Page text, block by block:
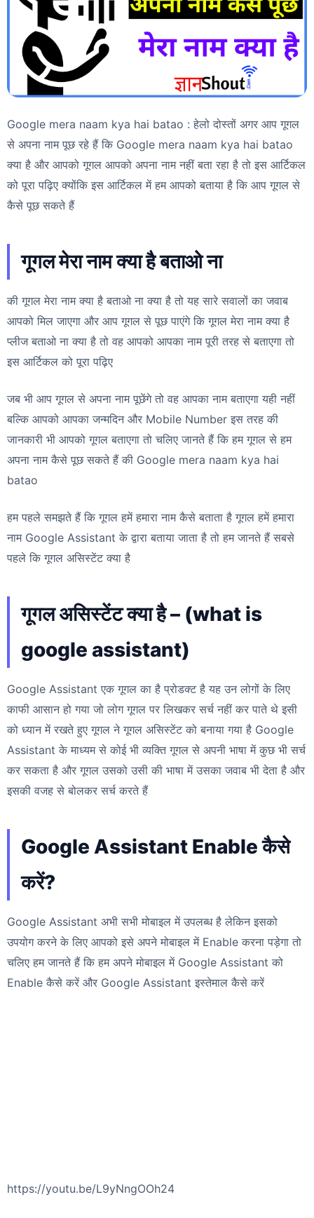
Google mera naam kya hai batao : हेलो दोस्तों अगर आप गूगल
से अपना नाम पूछ रहे हैं कि Google mera naam kya hai batao
क्या है और आपको गूगल आपको अपना नाम नहीं बता रहा है तो इस आर्टिकल
को पूरा पढ़िए क्योंकि इस आर्टिकल में हम आपको बताया है कि आप गूगल से
कैसे पूछ सकते हैं
गूगल मेरा नाम क्या है बताओ ना
की गूगल मेरा नाम क्या है बताओ ना क्या है तो यह सारे सवालों का जवाब
आपको मिल जाएगा और आप गूगल से पूछ पाएंगे कि गूगल मेरा नाम क्या है
प्लीज बताओ ना क्या है तो वह आपको आपका नाम पूरी तरह से बताएगा तो
इस आर्टिकल को पूरा पढ़िए
जब भी आप गूगल से अपना नाम पूछेंगे तो वह आपका नाम बताएगा यही नहीं
बल्कि आपको आपका जन्मदिन और Mobile Number इस तरह की
जानकारी भी आपको गूगल बताएगा तो चलिए जानते हैं कि हम गूगल से हम
अपना नाम कैसे पूछ सकते हैं की Google mera naam kya hai
batao
हम पहले समझते हैं कि गूगल हमें हमारा नाम कैसे बताता है गूगल हमें हमारा
नाम Google Assistant के द्वारा बताया जाता है तो हम जानते हैं सबसे
पहले कि गूगल असिस्टेंट क्या है
गूगल असिस्टेंट क्या है – (what is
google assistant)
Google Assistant एक गूगल का है प्रोडक्ट है यह उन लोगों के लिए
काफी आसान हो गया जो लोग गूगल पर लिखकर सर्च नहीं कर पाते थे इसी
को ध्यान में रखते हुए गूगल ने गूगल असिस्टेंट को बनाया गया है Google
Assistant के माध्यम से कोई भी व्यक्ति गूगल से अपनी भाषा में कुछ भी सर्च
कर सकता है और गूगल उसको उसी की भाषा में उसका जवाब भी देता है और
इसकी वजह से बोलकर सर्च करते हैं
Google Assistant Enable कैसे
करें?
Google Assistant अभी सभी मोबाइल में उपलब्ध है लेकिन इसको
उपयोग करने के लिए आपको इसे अपने मोबाइल में Enable करना पड़ेगा तो
चलिए हम जानते हैं कि हम अपने मोबाइल में Google Assistant को
Enable कैसे करें और Google Assistant इस्तेमाल कैसे करें
https://youtu.be/L9yNngOOh24